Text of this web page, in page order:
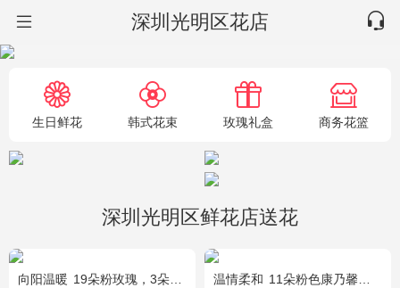
深圳光明区花店
生日鲜花 韩式花束 玫瑰礼盒 商务花篮
深圳光明区鲜花店送花
向阳温暖 19朵粉玫瑰，3朵向日葵，绿叶搭配 温情柔和 11朵粉色康乃馨，8朵粉玫瑰，搭配桔梗